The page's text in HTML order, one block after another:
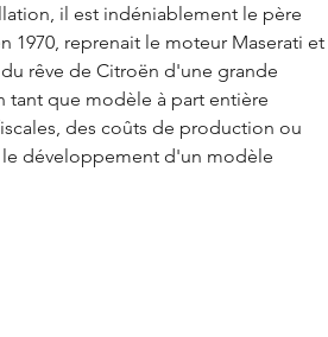
il est indéniablement le père
1970, reprenait le moteur Maserati et
rêve de Citroën d'une grande
tant que modèle à part entière
des coûts de production ou
développement d'un modèle